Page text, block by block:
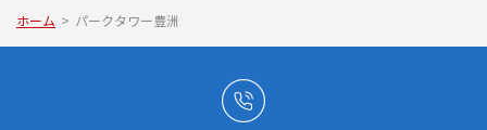
ホーム > パークタワー豊洲